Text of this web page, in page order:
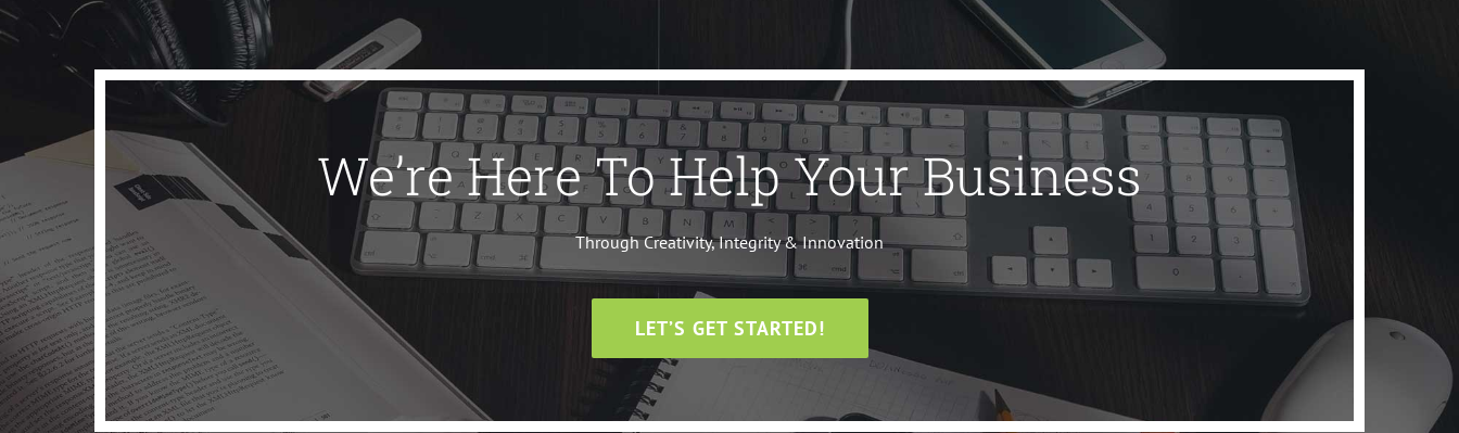
We’re Here To Help Your Business
Through Creativity, Integrity & Innovation
LET’S GET STARTED!